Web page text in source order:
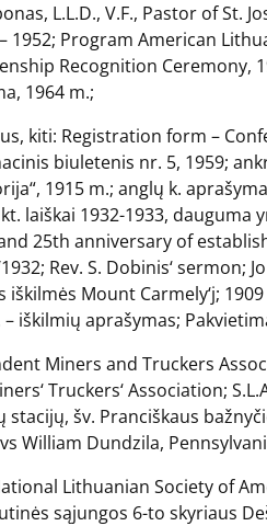
L.L.D., V.F., Pastor of St.
1952; Program American
Recognition
1964 m.;
kiti: Registration form –
biuletenis nr. 5, 1959;
1915 m.; anglų k.
laiškai 1932-1933, dauguma
25th anniversary of
Rev. S. Dobinis‘ sermon;
iškilmės Mount Carmely‘j;
iškilmių aprašymas;
Miners and Truckers
Truckers‘ Association;
šv. Pranciškaus
William Dundzila,
Lithuanian Society of
sąjungos 6-to skyriaus